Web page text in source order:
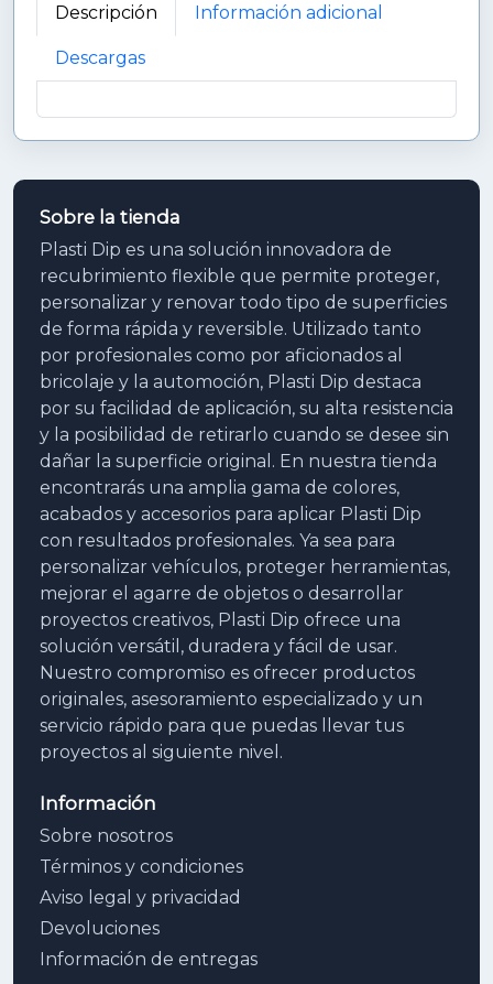
Descripción Información adicional
Descargas
Sobre la tienda
Plasti Dip es una solución innovadora de
recubrimiento flexible que permite proteger,
personalizar y renovar todo tipo de superficies
de forma rápida y reversible. Utilizado tanto
por profesionales como por aficionados al
bricolaje y la automoción, Plasti Dip destaca
por su facilidad de aplicación, su alta resistencia
y la posibilidad de retirarlo cuando se desee sin
dañar la superficie original. En nuestra tienda
encontrarás una amplia gama de colores,
acabados y accesorios para aplicar Plasti Dip
con resultados profesionales. Ya sea para
personalizar vehículos, proteger herramientas,
mejorar el agarre de objetos o desarrollar
proyectos creativos, Plasti Dip ofrece una
solución versátil, duradera y fácil de usar.
Nuestro compromiso es ofrecer productos
originales, asesoramiento especializado y un
servicio rápido para que puedas llevar tus
proyectos al siguiente nivel.
Información
Sobre nosotros
Términos y condiciones
Aviso legal y privacidad
Devoluciones
Información de entregas